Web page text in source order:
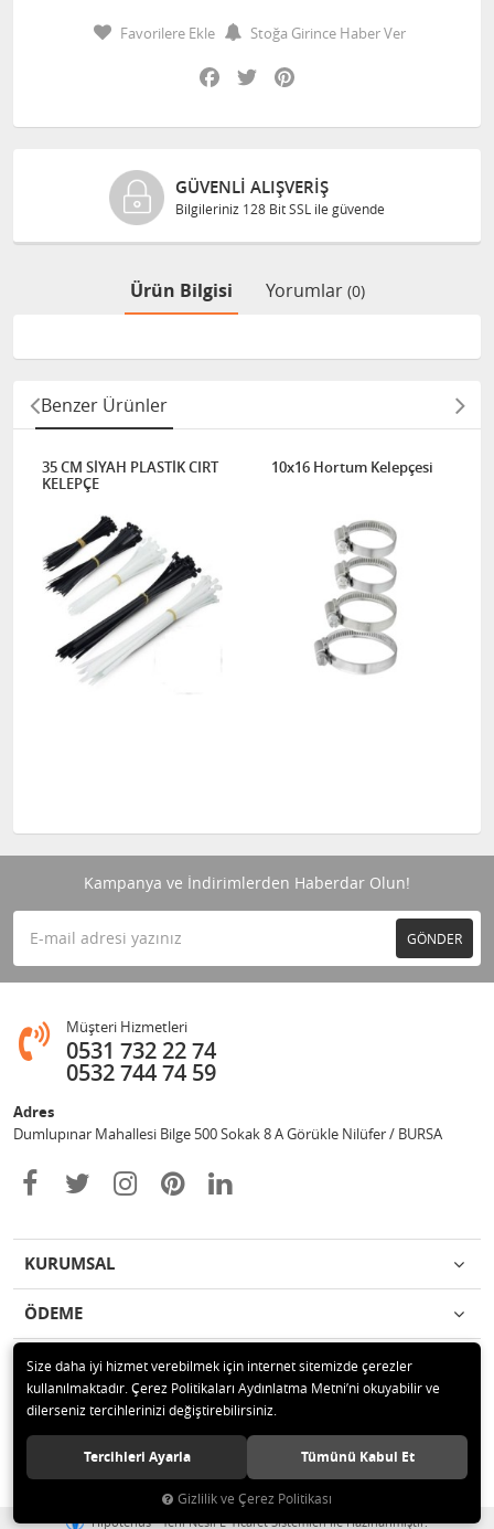
Favorilere Ekle
Stoğa Girince Haber Ver
Facebook
Twitter
GÜVENLI ALIŞVERIŞ
Bilgileriniz 128 Bit SSL ile güvende
Ürün Bilgisi Yorumlar (0)
Benzer Ürünler
35 CM SİYAH PLASTİK CIRT
KELEPÇE
10x16 Hortum Kelepçesi
Kampanya ve İndirimlerden Haberdar Olun!
GÖNDER
Müşteri Hizmetleri
0531 732 22 74
0532 744 74 59
Adres
Dumlupınar Mahallesi Bilge 500 Sokak 8 A Görükle Nilüfer / BURSA
KURUMSAL
ÖDEME
İLETİŞİM
© 2020 MAG OTOMOTİV Tüm hakları saklıdır.
Hipotenüs Yeni Nesil E-Ticaret Sistemleri ile Hazırlanmıştır.
Size daha iyi hizmet verebilmek için internet sitemizde çerezler
kullanılmaktadır. Çerez Politikaları Aydınlatma Metni’ni okuyabilir ve
dilerseniz tercihlerinizi değiştirebilirsiniz.
Tercihleri Ayarla Tümünü Kabul Et
Gizlilik ve Çerez Politikası